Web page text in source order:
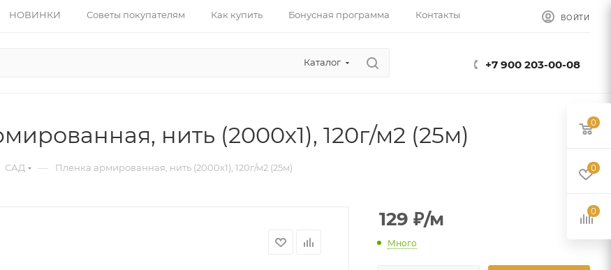
НОВИНКИ Советы покупателям Как купить Бонусная программа Контакты ВОЙТИ
Каталог +7 900 203-00-08
нить (2000х1), 120г/м2 (25м)
САД — Пленка армированная, нить (2000х1), 120г/м2 (25м)
129 ₽/м
Много
0
0
0